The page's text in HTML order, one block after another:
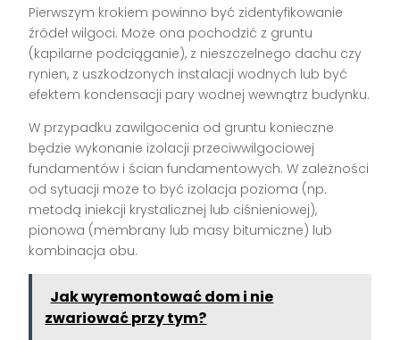
Pierwszym krokiem powinno być zidentyfikowanie
źródeł wilgoci. Może ona pochodzić z gruntu
(kapilarne podciąganie), z nieszczelnego dachu czy
rynien, z uszkodzonych instalacji wodnych lub być
efektem kondensacji pary wodnej wewnątrz budynku.
W przypadku zawilgocenia od gruntu konieczne
będzie wykonanie izolacji przeciwwilgociowej
fundamentów i ścian fundamentowych. W zależności
od sytuacji może to być izolacja pozioma (np.
metodą iniekcji krystalicznej lub ciśnieniowej),
pionowa (membrany lub masy bitumiczne) lub
kombinacja obu.
Jak wyremontować dom i nie
zwariować przy tym?